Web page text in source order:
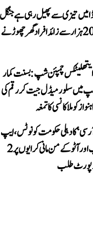
میں تیزی سے پھیل رہی ہے جنگل
کی آگ، 20 ہزار سے زائد افراد گھر چھوڑنے
انڈر 20 ایتھلیٹکس چمپئن شپ: بسنت کمار
میں سلور میڈل جیت کر رقم کی
کو ملا کانسی کا تمغہ
سی‘ کا دہلی حکومت کو نوٹس، ایپ
پر مبنی کیب اور آٹو کے من مانی کرایوں پر 2
رپورٹ طلب